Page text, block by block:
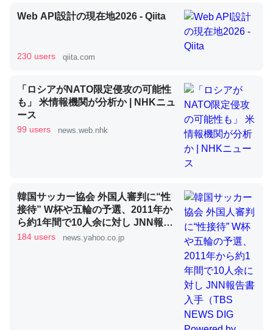
論文では「淡水はカルシウムも酸素も不足してて両方に不
利だから両方が拮抗してるのでは」とあって面白い。海に
いる鋏角類（カブトガニ・ウミグモ）はカルシウムを使わ
ずキチンを強化してる筈だが、酵素が違うのか？
いのか」に関する新仮説
これを元に考えるとカルシウムを大量に使う脊椎動物と貝
ジになったり努力してるし。
─ニュース :: 【研究発表】昆虫学の大問題＝「昆虫はなぜ海にいな
いのか」に関する新仮説
ウチもEchoを実家に置いて４年。でたまに覗いてる。ぼ
ちぼちRingも置こうかと画策中。あと、Googleマップで
Web API設計の現在地2026 - Qiita
230 users qiita.com
「ロシアがNATO限定侵攻の可能性
も」 米情報機関が分析か | NHKニュ
ース
99 users news.web.nhk
韓国サッカー協会 外国人審判に“性
接待” W杯や五輪の予選、2011年か
ら約1年間で10人余に対し JNN報告
書入手（TBS NEWS DIG Powered
184 users news.yahoo.co.jp